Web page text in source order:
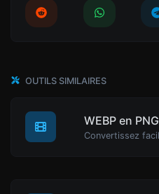
OUTILS SIMILAIRES
WEBP en PNG